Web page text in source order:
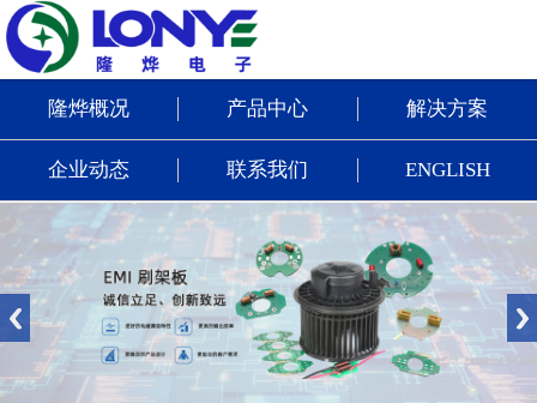
隆烨概况 产品中心 解决方案
企业动态 联系我们 ENGLISH